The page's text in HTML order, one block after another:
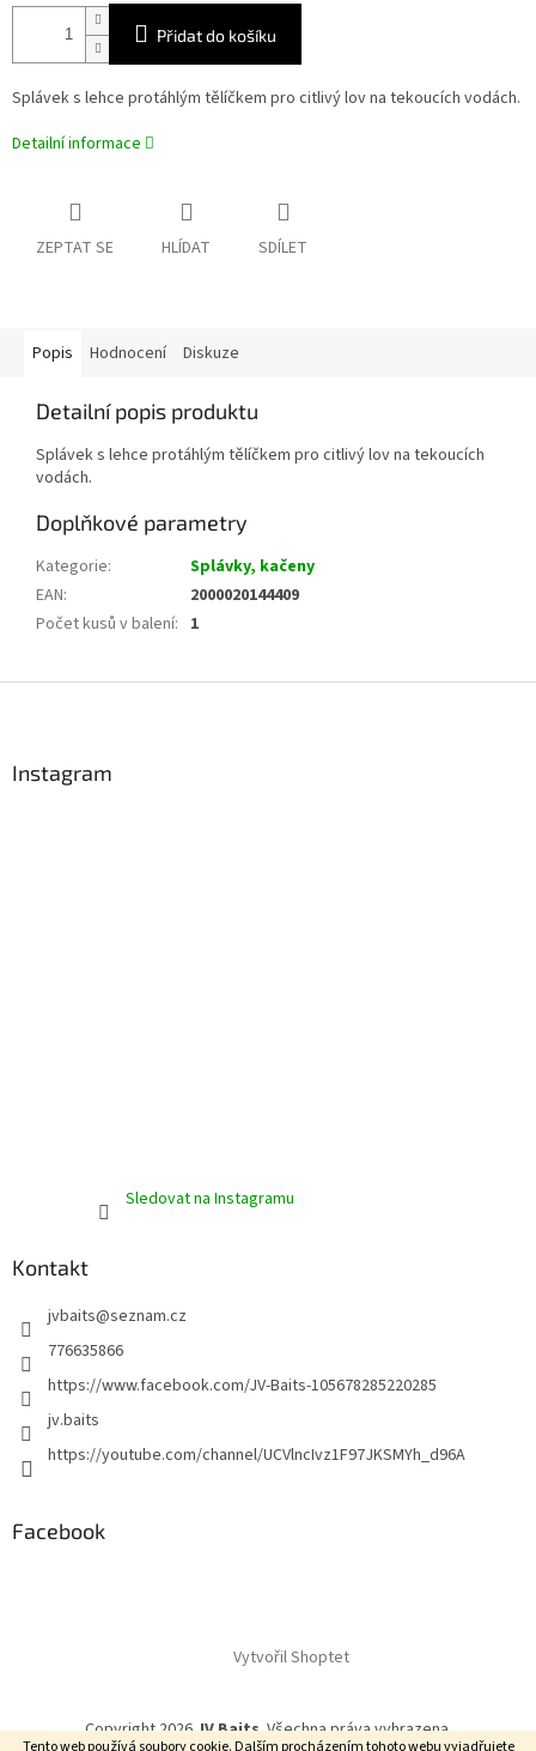
Přidat do košíku
Splávek s lehce protáhlým tělíčkem pro citlivý lov na tekoucích vodách.
Detailní informace
ZEPTAT SE HLÍDAT SDÍLET
Popis Hodnocení Diskuze
Detailní popis produktu
Splávek s lehce protáhlým tělíčkem pro citlivý lov na tekoucích
vodách.
Doplňkové parametry
Kategorie:
Splávky, kačeny
EAN:
2000020144409
Počet kusů v balení: 1
Instagram
Sledovat na Instagramu
Kontakt
jvbaits@seznam.cz
776635866
https://www.facebook.com/JV-Baits-105678285220285
jv.baits
https://youtube.com/channel/UCVlncIvz1F97JKSMYh_d96A
Facebook
Vytvořil Shoptet
Copyright 2026JV Baits. Všechna práva vyhrazena.